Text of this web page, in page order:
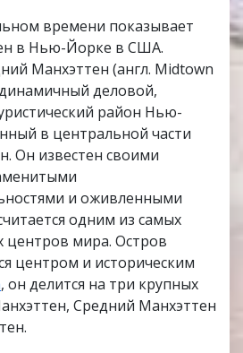
времени показывает
в Нью-Йорке в США.
Манхэттен (англ. Midtown
деловой,
район Нью-
в центральной части
Он известен своими
и оживленными
одним из самых
центров мира. Остров
центром и историческим
, он делится на три крупных
Средний Манхэттен